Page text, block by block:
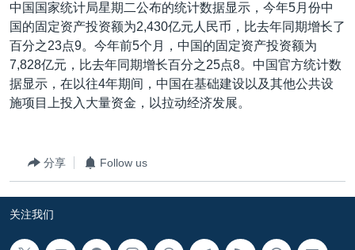
跳
转
到
导
航
国际
最新国际新闻
印太
中东
非洲
美洲
全球议题
分类新闻
经济·金融·贸易
人权·法律·宗教
军事
劳工
环境
美中关系
热点专题
国会报道
美中关系
美国建国250周年
埃博拉疫情
VOA今日焦点
中文广播
中国国家统计局星期二公布的统计数据显示，今年5月份中
国的固定资产投资额为2,430亿元人民币，比去年同期增长了
百分之23点9。今年前5个月，中国的固定资产投资额为
7,828亿元，比去年同期增长百分之25点8。中国官方统计数
据显示，在以往4年期间，中国在基础建设以及其他公共设
施项目上投入大量资金，以拉动经济发展。
分享 Follow us
关注我们